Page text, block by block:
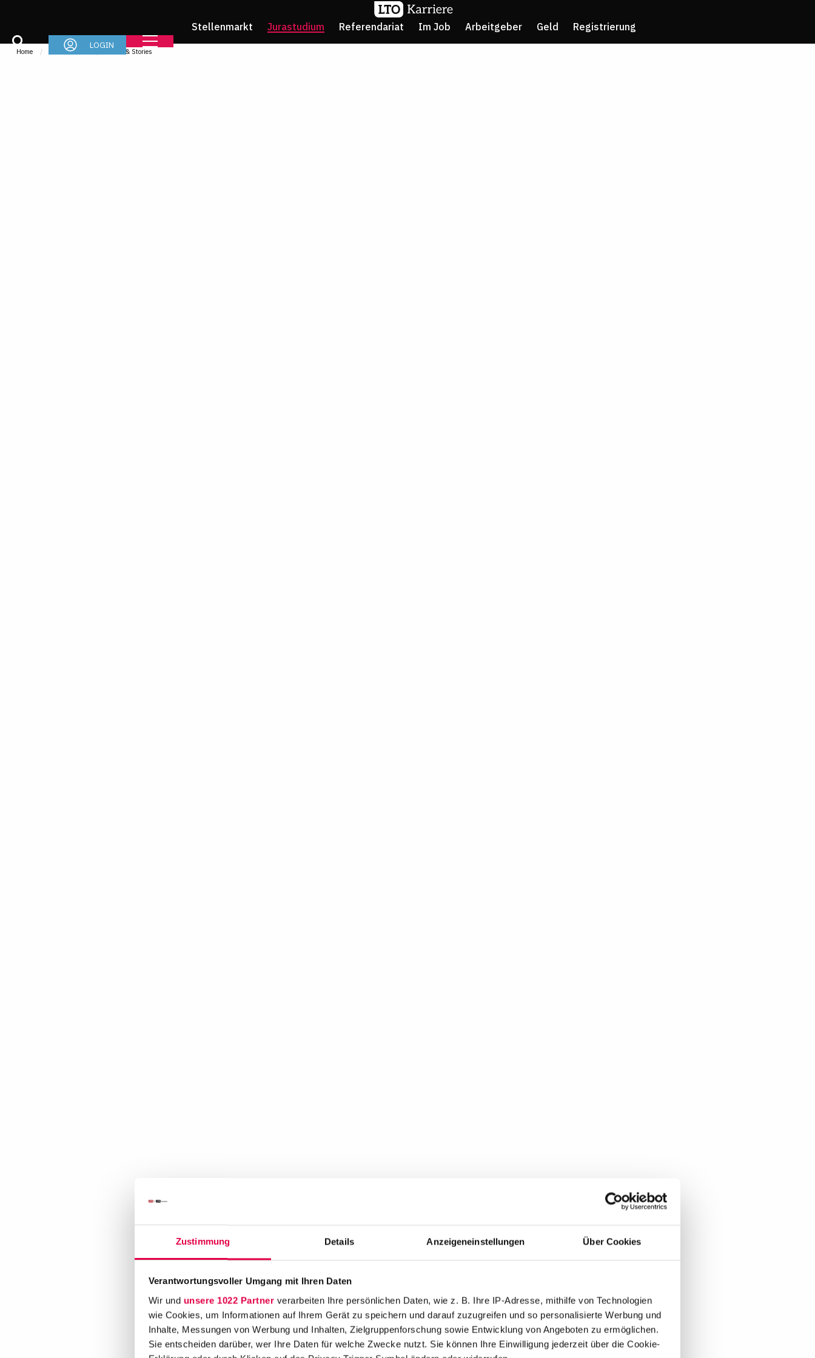
Zustimmung Details Anzeigeneinstellungen Über Cookies
Verantwortungsvoller Umgang mit Ihren Daten
Wir und unsere 1022 Partner verarbeiten Ihre persönlichen Daten, wie z. B. Ihre IP-Adresse, mithilfe von Technologien
wie Cookies, um Informationen auf Ihrem Gerät zu speichern und darauf zuzugreifen und so personalisierte Werbung und
Inhalte, Messungen von Werbung und Inhalten, Zielgruppenforschung sowie Entwicklung von Angeboten zu ermöglichen.
Sie entscheiden darüber, wer Ihre Daten für welche Zwecke nutzt. Sie können Ihre Einwilligung jederzeit über die Cookie-
Stellenmarkt Jurastudium Referendariat Im Job Arbeitgeber Geld Registrierung
LOGIN
Home Jurastudium News & Stories